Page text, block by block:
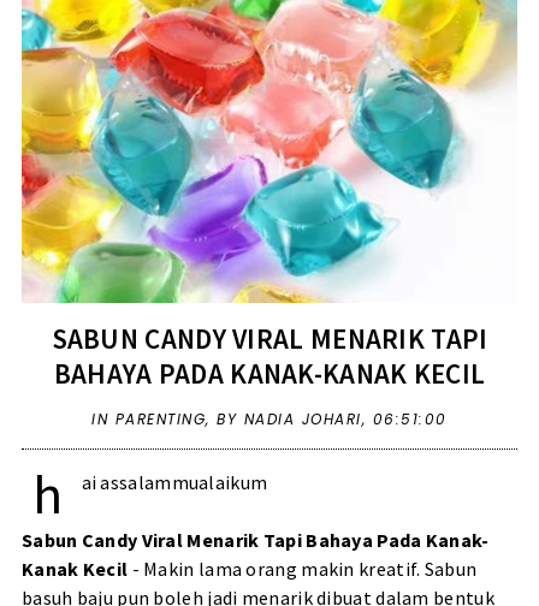
SABUN CANDY VIRAL MENARIK TAPI
BAHAYA PADA KANAK-KANAK KECIL
IN PARENTING,BY NADIA JOHARI, 06:51:00
h ai assalammualaikum
Sabun Candy Viral Menarik Tapi Bahaya Pada Kanak-
Kanak Kecil - Makin lama orang makin kreatif. Sabun
basuh baju pun boleh jadi menarik dibuat dalam bentuk